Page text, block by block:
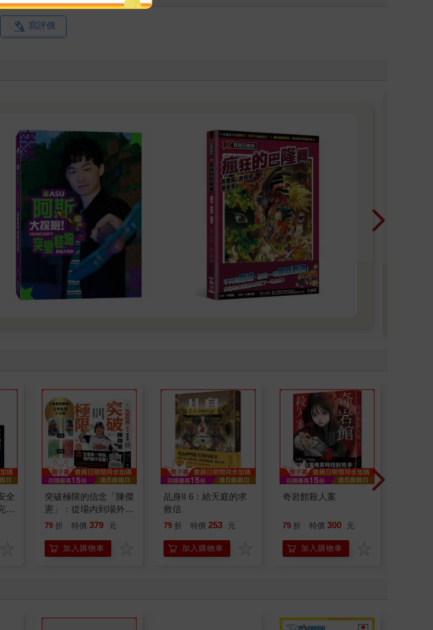
寫評價
全
勝
突破極限的信念「陳傑
憲」：從場內到場外，
台灣隊長全力以赴的堅
「日常私服小卡組」）
79 折 特價 379 元
加入購物車
乩身II 6：給天庭的求
救信
79 折 特價 253 元
加入購物車
奇岩館殺人案
79 折 特價 300 元
加入購物車